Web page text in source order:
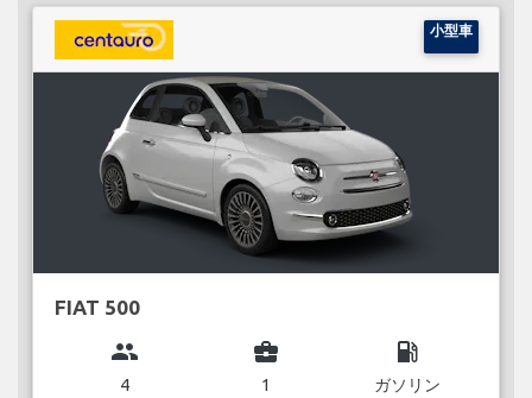
小型車
FIAT 500
group
4
business_center
1
local_gas_station
ガソリン